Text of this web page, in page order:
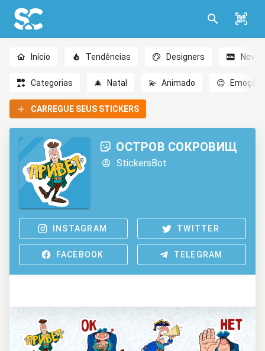
Início Tendências Designers Novo
Categorias 🎄 Natal 💫 Animado 😊
CARREGUE SEUS STICKERS
ОСТРОВ СОКРОВИЩ
StickersBot
INSTAGRAM TWITTER
FACEBOOK TELEGRAM